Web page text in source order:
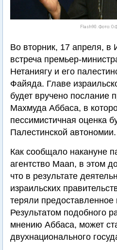
Flash90. Фото:
Во вторник, 17 апреля, в
встреча премьер-
Нетаниягу и его
Файяда. Главе
будет вручено послание
Махмуда Аббаса, в
пессимистичная оценка
Палестинской автономии.
Как сообщало накануне
агентство Maan, в этом
что в результате
израильских
теряли
Результатом подобного
мнению Аббаса, может
двухнационального